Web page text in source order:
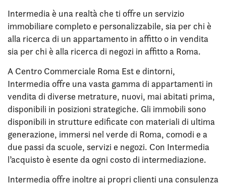
Intermedia è una realtà che ti offre un servizio
immobiliare completo e personalizzabile, sia per chi è
alla ricerca di un appartamento in affitto o in vendita
sia per chi è alla ricerca di negozi in affitto a Roma.
A Centro Commerciale Roma Est e dintorni,
Intermedia offre una vasta gamma di appartamenti in
vendita di diverse metrature, nuovi, mai abitati prima,
disponibili in posizioni strategiche. Gli immobili sono
disponibili in strutture edificate con materiali di ultima
generazione, immersi nel verde di Roma, comodi e a
due passi da scuole, servizi e negozi. Con Intermedia
l’acquisto è esente da ogni costo di intermediazione.
Intermedia offre inoltre ai propri clienti una consulenza